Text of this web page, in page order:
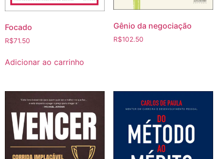
Focado
R$71.50
Adicionar ao carrinho
Gênio da negociação
R$102.50